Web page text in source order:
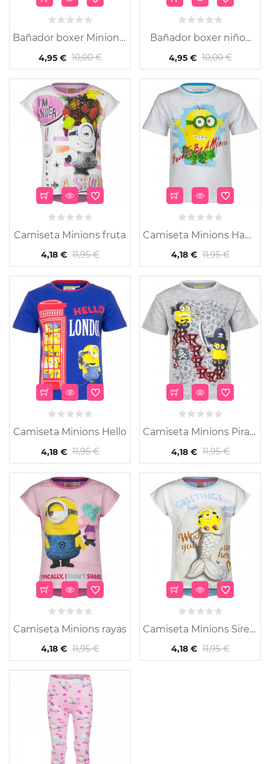
Bañador boxer Minions...
4,95 € 10,00 €
Bañador boxer niño...
4,95 € 10,00 €
-65%
Camiseta Minions fruta
4,18 € 11,95 €
Camiseta Minions Hawai
4,18 € 11,95 €
-65%
Camiseta Minions Hello
4,18 € 11,95 €
Camiseta Minions Pirata
4,18 € 11,95 €
-65%
Camiseta Minions rayas
4,18 € 11,95 €
Camiseta Minions Sirena
4,18 € 11,95 €